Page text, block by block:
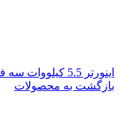
اينورتر 5.5 کیلووات سه فاز اینوت invt سری GD27
بازگشت به محصولات